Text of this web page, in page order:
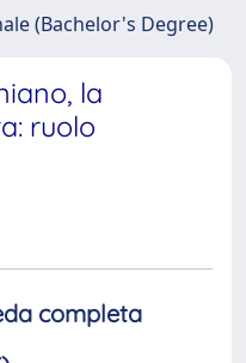
(Bachelor's Degree)
la
ruolo
completa